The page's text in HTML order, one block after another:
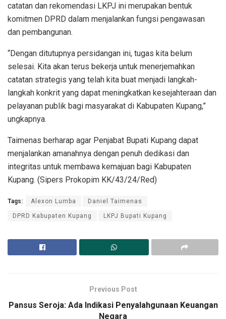
catatan dan rekomendasi LKPJ ini merupakan bentuk
komitmen DPRD dalam menjalankan fungsi pengawasan
dan pembangunan.
“Dengan ditutupnya persidangan ini, tugas kita belum
selesai. Kita akan terus bekerja untuk menerjemahkan
catatan strategis yang telah kita buat menjadi langkah-
langkah konkrit yang dapat meningkatkan kesejahteraan dan
pelayanan publik bagi masyarakat di Kabupaten Kupang,”
ungkapnya.
Taimenas berharap agar Penjabat Bupati Kupang dapat
menjalankan amanahnya dengan penuh dedikasi dan
integritas untuk membawa kemajuan bagi Kabupaten
Kupang. (Sipers Prokopim KK/43/24/Red)
Tags: Alexon Lumba Daniel Taimenas
DPRD Kabupaten Kupang LKPJ Bupati Kupang
Previous Post
Pansus Seroja: Ada Indikasi Penyalahgunaan Keuangan
Negara